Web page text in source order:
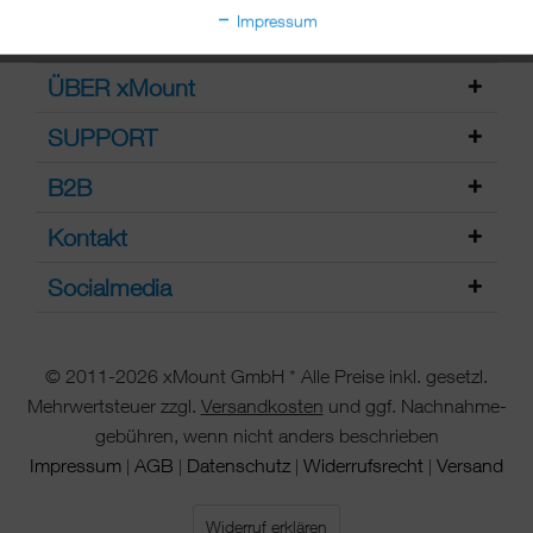
ÜBER xMount
SUPPORT
B2B
Kontakt
Socialmedia
© 2011-2026 xMount GmbH * Alle Preise inkl. gesetzl.
Mehrwertsteuer zzgl. Versandkosten und ggf. Nachnahme-
gebühren, wenn nicht anders beschrieben
Impressum | AGB | Datenschutz | Widerrufsrecht | Versand
Widerruf erklären
Impressum